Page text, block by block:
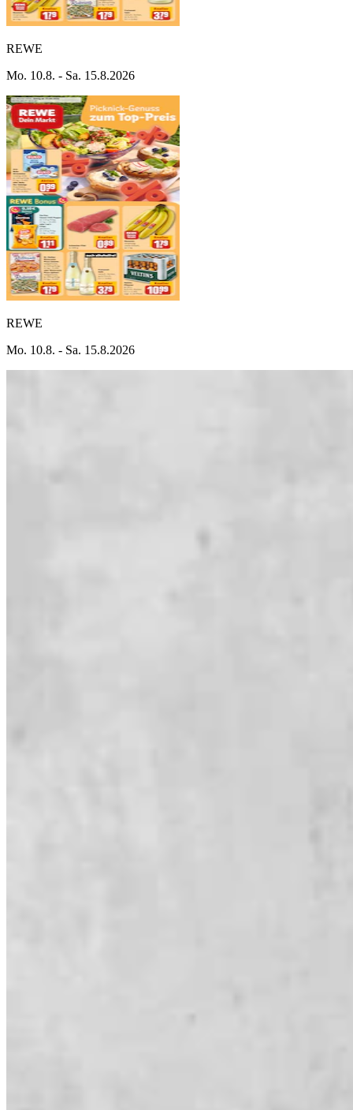
REWE
Mo. 10.8. - Sa. 15.8.2026
REWE
Mo. 10.8. - Sa. 15.8.2026